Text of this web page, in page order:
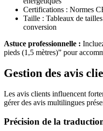
Certifications : Normes
Taille : Tableaux de
conversion
Astuce professionnelle :
pieds (1,5 mètres)” pour
Gestion des avis
Les avis clients influencent
gérer des avis multilingues
Précision de la